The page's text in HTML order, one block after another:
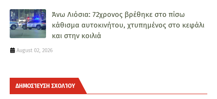
Άνω Λιόσια: 72χρονος βρέθηκε στο πίσω
κάθισμα αυτοκινήτου, χτυπημένος στο κεφάλι
και στην κοιλιά
August 02, 2026
ΔΗΜΟΣΊΕΥΣΗ ΣΧΟΛΊΟΥ